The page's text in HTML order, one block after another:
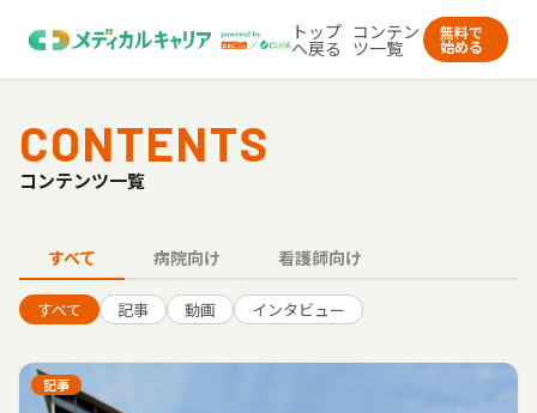
トップ
へ戻る
コンテン
ツ一覧
無料で
始める
CONTENTS
コンテンツ一覧
すべて 病院向け 看護師向け
すべて 記事 動画 インタビュー
記事